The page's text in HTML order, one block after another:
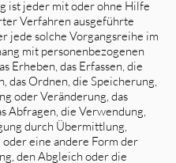
ist jeder mit oder ohne Hilfe
Verfahren ausgeführte
jede solche Vorgangsreihe im
mit personenbezogenen
Erheben, das Erfassen, die
das Ordnen, die Speicherung,
oder Veränderung, das
Abfragen, die Verwendung,
durch Übermittlung,
eine andere Form der
den Abgleich oder die